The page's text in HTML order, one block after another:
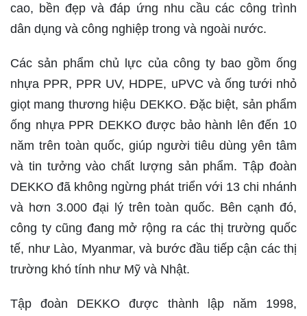
cao, bền đẹp và đáp ứng nhu cầu các công trình
dân dụng và công nghiệp trong và ngoài nước.
Các sản phẩm chủ lực của công ty bao gồm ống
nhựa PPR, PPR UV, HDPE, uPVC và ống tưới nhỏ
giọt mang thương hiệu DEKKO. Đặc biệt, sản phẩm
ống nhựa PPR DEKKO được bảo hành lên đến 10
năm trên toàn quốc, giúp người tiêu dùng yên tâm
và tin tưởng vào chất lượng sản phẩm. Tập đoàn
DEKKO đã không ngừng phát triển với 13 chi nhánh
và hơn 3.000 đại lý trên toàn quốc. Bên cạnh đó,
công ty cũng đang mở rộng ra các thị trường quốc
tế, như Lào, Myanmar, và bước đầu tiếp cận các thị
trường khó tính như Mỹ và Nhật.
Tập đoàn DEKKO được thành lập năm 1998,